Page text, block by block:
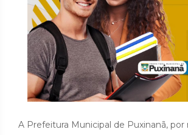
A Prefeitura Municipal de Puxinanã, por